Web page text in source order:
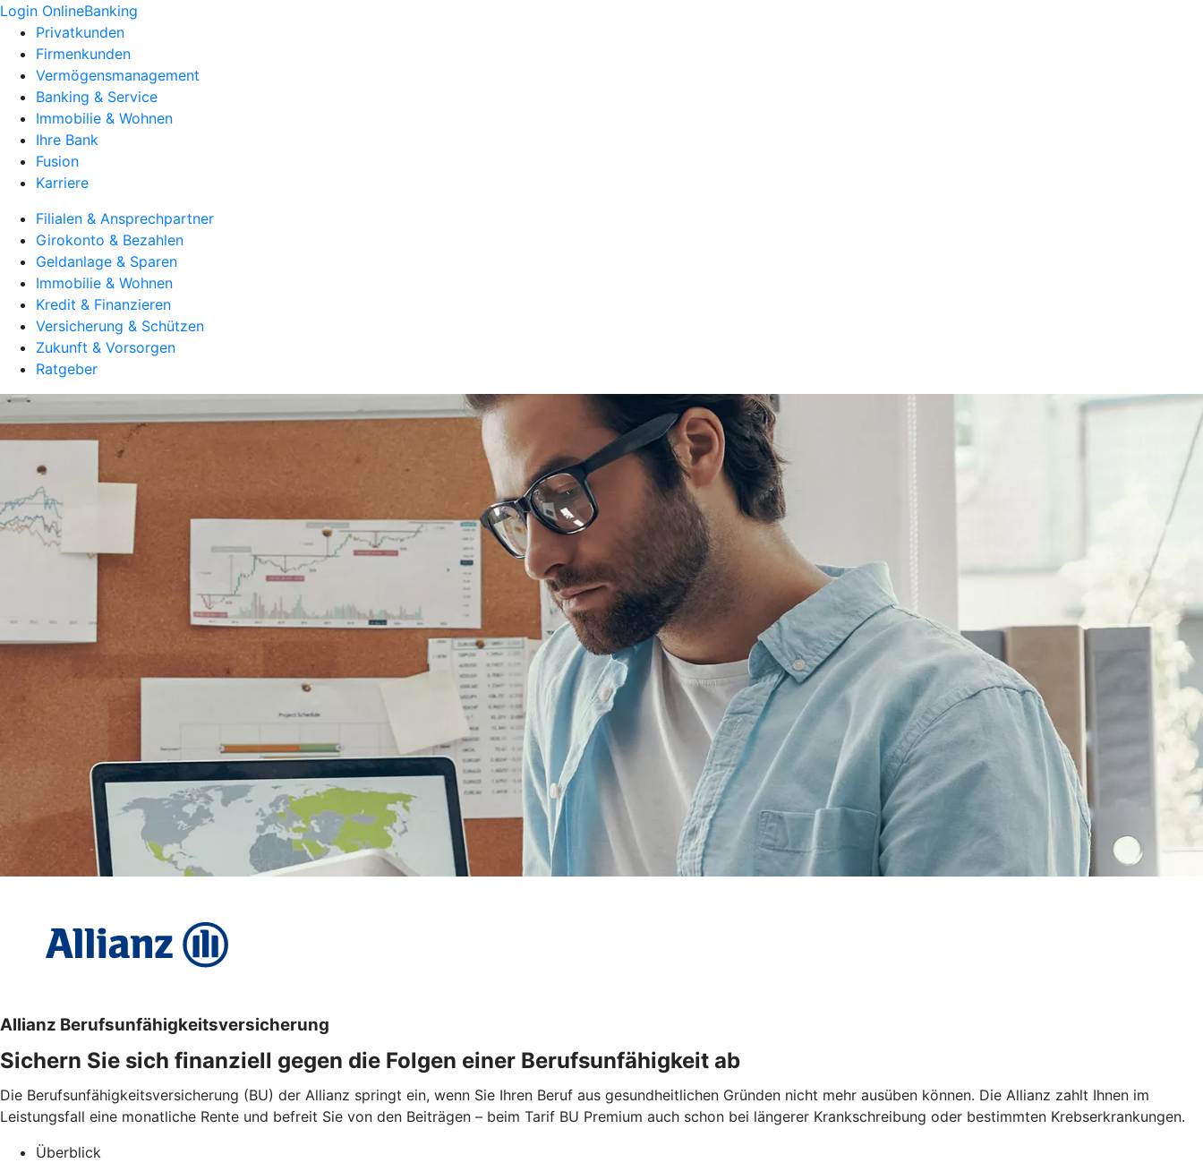
Login OnlineBanking
Privatkunden
Firmenkunden
Vermögensmanagement
Banking & Service
Immobilie & Wohnen
Ihre Bank
Fusion
Karriere
Filialen & Ansprechpartner
Girokonto & Bezahlen
Geldanlage & Sparen
Immobilie & Wohnen
Kredit & Finanzieren
Versicherung & Schützen
Zukunft & Vorsorgen
Ratgeber
Allianz Berufsunfähigkeitsversicherung
Sichern Sie sich finanziell gegen die Folgen einer Berufsunfähigkeit ab
Die Berufsunfähigkeitsversicherung (BU) der Allianz springt ein, wenn Sie Ihren Beruf aus gesundheitlichen Gründen nicht mehr ausüben können. Die Allianz zahlt Ihnen im
Leistungsfall eine monatliche Rente und befreit Sie von den Beiträgen – beim Tarif BU Premium auch schon bei längerer Krankschreibung oder bestimmten Krebserkrankungen.
Überblick